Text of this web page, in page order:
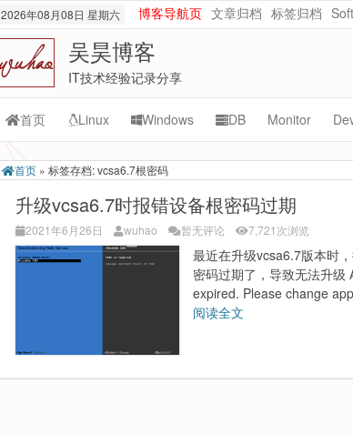
2026年08月08日 星期六 博客导航页 文章归档 标签归档
吴昊博客
IT技术经验记录分享
首页 Linux
Transmission
lnmp
git-svn
Windows DB
MySQL
MongoDB
Monitor
Cacti
Grafana
Prometheus
Lepus
首页 » 标签存档: vcsa6.7根密码
升级vcsa6.7时报错设备根密码过期
2021年6月26日 wuhao 暂无评论 7,721次浏览
最近在升级vcsa6.7版本时
密码过期了，导致无法升
expired. Please change
阅读全文